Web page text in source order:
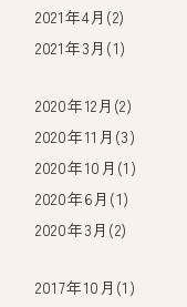
2021年4月(2)
2021年3月(1)
2020年12月(2)
2020年11月(3)
2020年10月(1)
2020年6月(1)
2020年3月(2)
2017年10月(1)